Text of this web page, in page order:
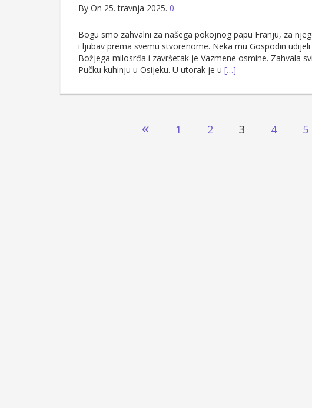
By On 25. travnja 2025. 0
Bogu smo zahvalni za našega pokojnog papu Franju, za
i ljubav prema svemu stvorenome. Neka mu Gospodin
Božjega milosrđa i završetak je Vazmene osmine. Zahvala
Pučku kuhinju u Osijeku. U utorak je u […]
« 1 2 3 4 5